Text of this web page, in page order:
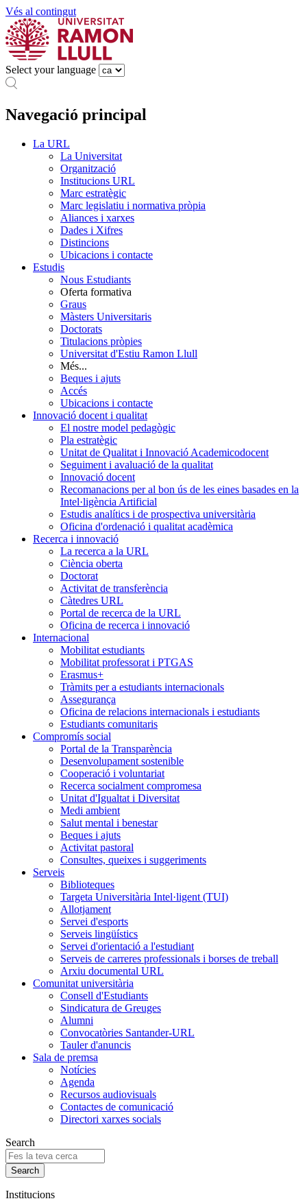
Vés al contingut
Select your language
Navegació principal
La URL
La Universitat
Organització
Institucions URL
Marc estratègic
Marc legislatiu i normativa pròpia
Aliances i xarxes
Dades i Xifres
Distincions
Ubicacions i contacte
Estudis
Nous Estudiants
Oferta formativa
Graus
Màsters Universitaris
Doctorats
Titulacions pròpies
Universitat d'Estiu Ramon Llull
Més...
Beques i ajuts
Accés
Ubicacions i contacte
Innovació docent i qualitat
El nostre model pedagògic
Pla estratègic
Unitat de Qualitat i Innovació Academicodocent
Seguiment i avaluació de la qualitat
Innovació docent
Recomanacions per al bon ús de les eines basades en la
Intel·ligència Artificial
Estudis analítics i de prospectiva universitària
Oficina d'ordenació i qualitat acadèmica
Recerca i innovació
La recerca a la URL
Ciència oberta
Doctorat
Activitat de transferència
Càtedres URL
Portal de recerca de la URL
Oficina de recerca i innovació
Internacional
Mobilitat estudiants
Mobilitat professorat i PTGAS
Erasmus+
Tràmits per a estudiants internacionals
Assegurança
Oficina de relacions internacionals i estudiants
Estudiants comunitaris
Compromís social
Portal de la Transparència
Desenvolupament sostenible
Cooperació i voluntariat
Recerca socialment compromesa
Unitat d'Igualtat i Diversitat
Medi ambient
Salut mental i benestar
Beques i ajuts
Activitat pastoral
Consultes, queixes i suggeriments
Serveis
Biblioteques
Targeta Universitària Intel·ligent (TUI)
Allotjament
Servei d'esports
Serveis lingüístics
Servei d'orientació a l'estudiant
Serveis de carreres professionals i borses de treball
Arxiu documental URL
Comunitat universitària
Consell d'Estudiants
Sindicatura de Greuges
Alumni
Convocatòries Santander-URL
Tauler d'anuncis
Sala de premsa
Notícies
Agenda
Recursos audiovisuals
Contactes de comunicació
Directori xarxes socials
Search
Institucions